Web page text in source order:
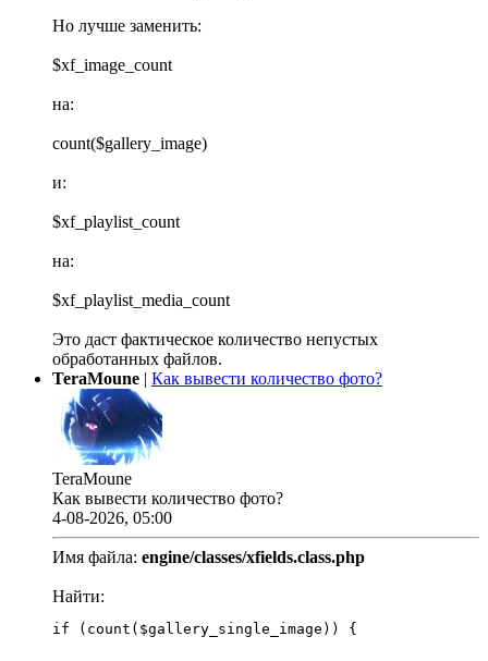
Но лучше заменить:
$xf_image_count
на:
count($gallery_image)
и:
$xf_playlist_count
на:
$xf_playlist_media_count
Это даст фактическое количество непустых
обработанных файлов.
TeraMoune | Как вывести количество фото?
TeraMoune
Как вывести количество фото?
4-08-2026, 05:00
Имя файла: engine/classes/xfields.class.php
Найти:
if (count($gallery_single_image)) {